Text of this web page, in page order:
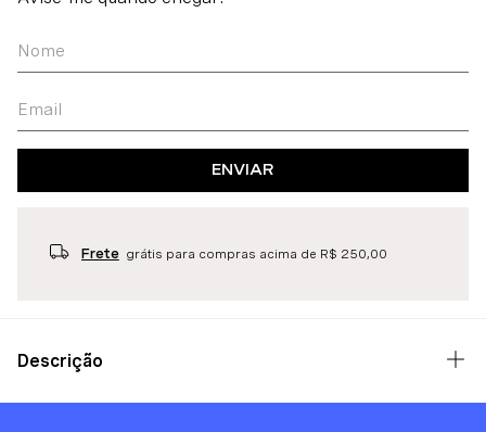
ENVIAR
Frete grátis para compras acima de R$ 250,00
Descrição